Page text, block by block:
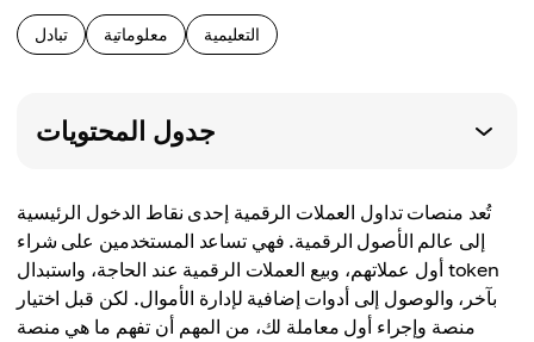
تبادل معلوماتية التعليمية
جدول المحتويات
تُعد منصات تداول العملات الرقمية إحدى نقاط الدخول الرئيسية
إلى عالم الأصول الرقمية. فهي تساعد المستخدمين على شراء
أول عملاتهم، وبيع العملات الرقمية عند الحاجة، واستبدال token
بآخر، والوصول إلى أدوات إضافية لإدارة الأموال. لكن قبل اختيار
منصة وإجراء أول معاملة لك، من المهم أن تفهم ما هي منصة